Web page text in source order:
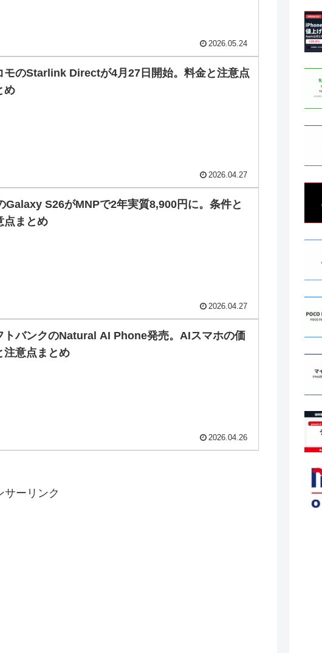
2026.05.24
モのStarlink Directが4月27日開始。料金と注意点
め
2026.04.27
Galaxy S26がMNPで2年実質8,900円に。条件と
点まとめ
2026.04.27
トバンクのNatural AI Phone発売。AIスマホの価
注意点まとめ
2026.04.26
サーリンク